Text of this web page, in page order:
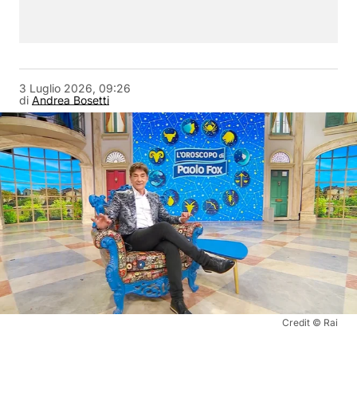
di Andrea Bosetti
3 Luglio 2026, 09:26
Credit © Rai